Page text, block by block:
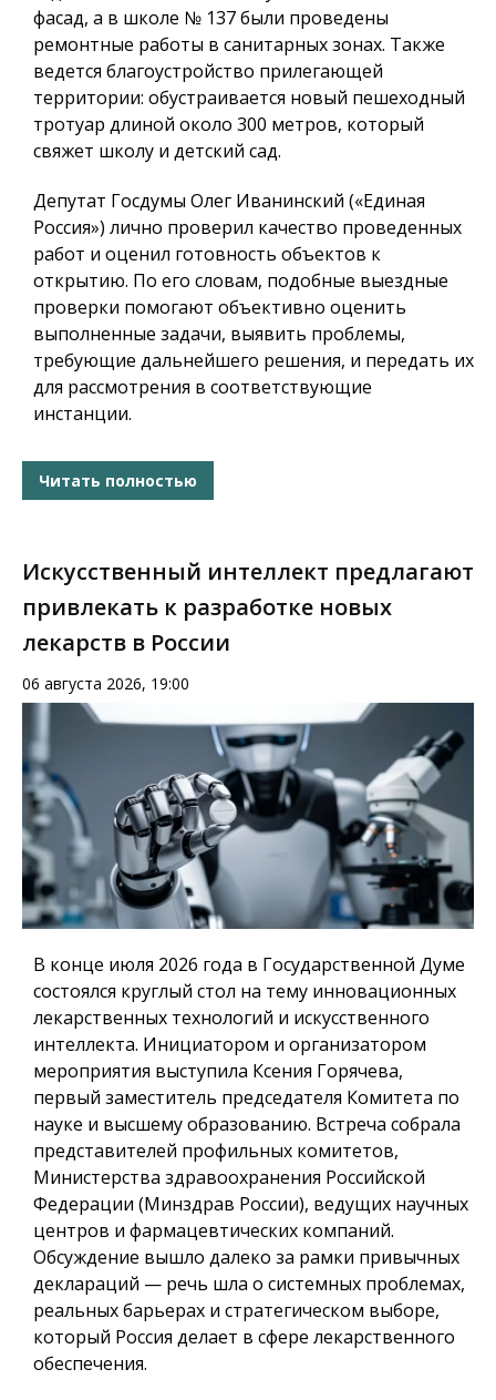
фасад, а в школе № 137 были проведены
ремонтные работы в санитарных зонах. Также
ведется благоустройство прилегающей
территории: обустраивается новый пешеходный
тротуар длиной около 300 метров, который
свяжет школу и детский сад.
Депутат Госдумы Олег Иванинский («Единая
Россия») лично проверил качество проведенных
работ и оценил готовность объектов к
открытию. По его словам, подобные выездные
проверки помогают объективно оценить
выполненные задачи, выявить проблемы,
требующие дальнейшего решения, и передать их
для рассмотрения в соответствующие
инстанции.
Читать полностью
Искусственный интеллект предлагают
привлекать к разработке новых
лекарств в России
06 августа 2026, 19:00
В конце июля 2026 года в Государственной Думе
состоялся круглый стол на тему инновационных
лекарственных технологий и искусственного
интеллекта. Инициатором и организатором
мероприятия выступила Ксения Горячева,
первый заместитель председателя Комитета по
науке и высшему образованию. Встреча собрала
представителей профильных комитетов,
Министерства здравоохранения Российской
Федерации (Минздрав России), ведущих научных
центров и фармацевтических компаний.
Обсуждение вышло далеко за рамки привычных
деклараций — речь шла о системных проблемах,
реальных барьерах и стратегическом выборе,
который Россия делает в сфере лекарственного
обеспечения.